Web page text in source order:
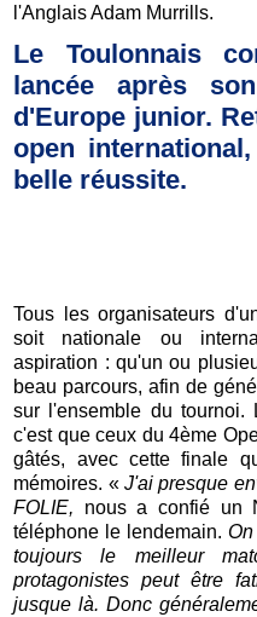
l'Anglais Adam Murrills.
Le Toulonnais
lancée après
d'Europe junior.
open
belle réussite.
Tous les organisateurs
soit nationale ou
aspiration : qu'un ou
beau parcours, afin de
sur l'ensemble du
c'est que ceux du 4ème
gâtés, avec cette finale
mémoires. «J'ai presque
FOLIE, nous a confié un
téléphone le lendemain.
toujours le meilleur
protagonistes peut être
jusque là. Donc